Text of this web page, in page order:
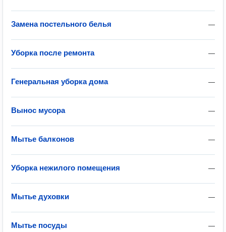
—
Замена постельного белья
—
Уборка после ремонта
—
Генеральная уборка дома
—
Вынос мусора
—
Мытье балконов
—
Уборка нежилого помещения
—
Мытье духовки
—
Мытье посуды